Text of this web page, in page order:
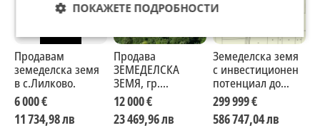
Продавам
земеделска земя
в с.Лилково.
6 000 €
11 734,98 лв
Продава
ЗЕМЕДЕЛСКА
ЗЕМЯ, гр.
Монтана, област
Монтана
12 000 €
23 469,96 лв
Земеделска земя
с инвестиционен
потенциал до
регулация – с.
Крумово
299 999 €
586 747,04 лв
ПОКАЖЕТЕ ПОДРОБНОСТИ